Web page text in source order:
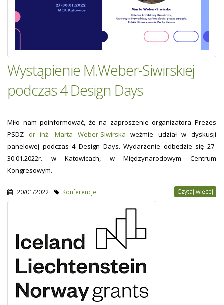
Wystąpienie M.Weber-Siwirskiej
podczas 4 Design Days
Miło nam poinformować, że na zaproszenie organizatora Prezes
PSDZ dr inż. Marta Weber-Siwirska weźmie udział w dyskusji
panelowej podczas 4 Design Days. Wydarzenie odbędzie się 27-
30.01.2022r. w Katowicach, w Międzynarodowym Centrum
Kongresowym.
20/01/2022 Konferencje Czytaj więcej